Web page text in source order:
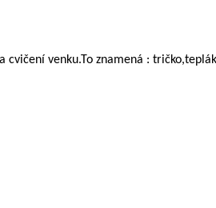
venku.To znamená :